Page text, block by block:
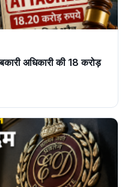
अधिकारी की 18 करोड़